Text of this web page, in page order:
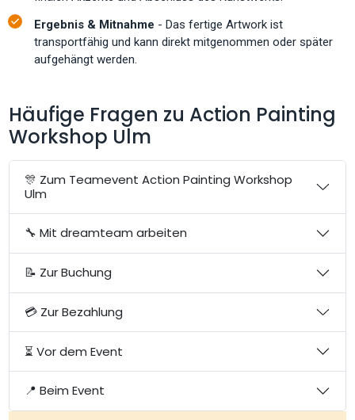
Ergebnis & Mitnahme - Das fertige Artwork ist
transportfähig und kann direkt mitgenommen oder später
aufgehängt werden.
Häufige Fragen zu Action Painting
Workshop Ulm
🎊 Zum Teamevent Action Painting Workshop
Ulm
🔧 Mit dreamteam arbeiten
📝 Zur Buchung
💳 Zur Bezahlung
⏳ Vor dem Event
📍 Beim Event